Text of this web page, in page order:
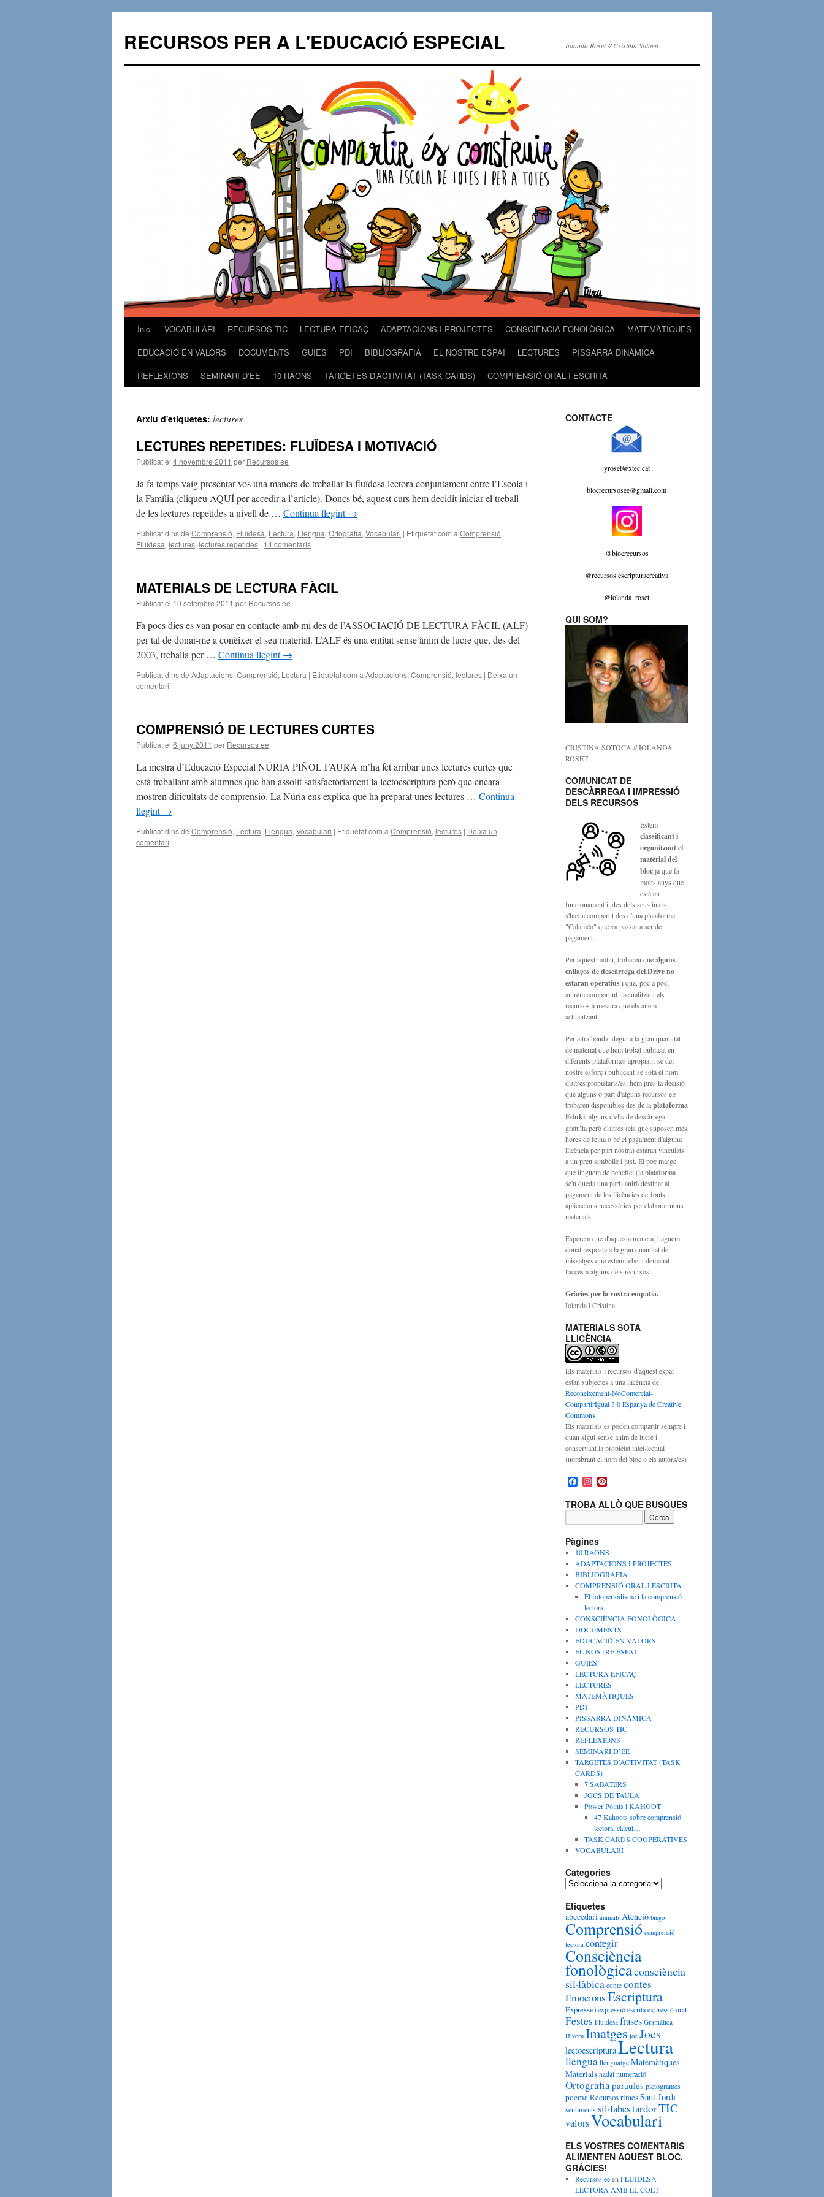
RECURSOS PER A L'EDUCACIÓ ESPECIAL Iolanda Roset // Cristina Sotoca
Vés
contingut
Inici VOCABULARI RECURSOS TIC LECTURA EFICAÇ ADAPTACIONS I PROJECTES CONSCIÈNCIA FONOLÒGICA
MATEMÀTIQUES
EDUCACIÓ EN VALORS
DOCUMENTS GUIES PDI BIBLIOGRAFIA EL NOSTRE ESPAI LECTURES
PISSARRA DINÀMICA
REFLEXIONS
SEMINARI D’EE 10 RAONS TARGETES D’ACTIVITAT (TASK CARDS) COMPRENSIÓ ORAL I ESCRITA
Arxiu d'etiquetes: lectures
LECTURES REPETIDES: FLUÏDESA I MOTIVACIÓ
Publicat el 4 novembre 2011 per Recursos ee
Ja fa temps vaig presentar-vos una manera de treballar la fluïdesa lectora conjuntament entre l’Escola i
la Família (cliqueu AQUÍ per accedir a l’article). Doncs bé, aquest curs hem decidit iniciar el treball
de les lectures repetides a nivell de … Continua llegint→
Publicat dins de Comprensió, Fluïdesa, Lectura, Llengua, Ortografia, Vocabulari | Etiquetat com a Comprensió,
Fluïdesa, lectures, lectures repetides | 14 comentaris
MATERIALS DE LECTURA FÀCIL
Publicat el 10 setembre 2011 per Recursos ee
Fa pocs dies es van posar en contacte amb mi des de l’ASSOCIACIÓ DE LECTURA FÀCIL (ALF)
per tal de donar-me a conèixer el seu material. L’ALF és una entitat sense ànim de lucre que, des del
2003, treballa per … Continua llegint→
Publicat dins de Adaptacions, Comprensió, Lectura | Etiquetat com a Adaptacions, Comprensió, lectures | Deixa un
comentari
COMPRENSIÓ DE LECTURES CURTES
Publicat el 6 juny 2011 per Recursos ee
La mestra d’Educació Especial NÚRIA PIÑOL FAURA m’ha fet arribar unes lectures curtes que
està treballant amb alumnes que han assolit satisfactòriament la lectoescriptura però que encara
mostren dificultats de comprensió. La Núria ens explica que ha preparat unes lectures … Continua
llegint→
Publicat dins de Comprensió, Lectura, Llengua, Vocabulari | Etiquetat com a Comprensió, lectures | Deixa un
comentari
CONTACTE
yroset@xtec.cat
blocrecursosee@gmail.com
@blocrecursos
@recursos.escripturacreativa
@iolanda_roset
QUI SOM?
CRISTINA SOTOCA // IOLANDA
ROSET
COMUNICAT DE
DESCÀRREGA I IMPRESSIÓ
DELS RECURSOS
Estem
classificant i
organitzant el
material del
blocja que fa
molts anys que
està en
funcionament i, des dels seus inicis,
s'havia compartit des d'una plataforma
"Calaméo" que va passar a ser de
pagament.
Per aquest motiu, trobareu que alguns
enllaços de descàrrega del Drive no
estaran operatiusi que, poc a poc,
anirem compartint i actualitzant els
recursos a mesura que els anem
actualitzant.
Per altra banda, degut a la gran quantitat
de material que hem trobat publicat en
diferents plataformes apropiant-se del
nostre esforç i publicant-se sota el nom
d'altres propietaris/es, hem pres la decisió
que alguns o part d'alguns recursos els
trobareu disponibles des de laplataforma
Eduki , alguns d'ells de descàrrega
gratuïta però d'altres (els que suposen més
hores de feina o bé el pagament d'alguna
llicència per part nostra) estaran vinculats
a un preu simbòlic i just. El poc marge
que tinguem de benefici (la plataforma
se'n queda una part) anirà destinat al
pagament de les llicències de fonts i
aplicacions necessàries per elaborar nous
materials.
Esperem que d'aquesta manera, haguem
donat resposta a la gran quantitat de
missatges que estem rebent demanat
l'accés a alguns dels recursos.
Gràcies per la vostra empatia.
Iolanda i Cristina
MATERIALS SOTA
LLICÈNCIA
Els materials i recursos d'aquest espai
estan subjectes a una llicència de
Reconeixement-NoComercial-
CompartirIgual 3.0 Espanya de Creative
Commons
Els materials es poden compartir sempre i
quan sigui sense ànim de lucre i
conservant la propietat intel·lectual
(nombrant el nom del bloc o els autors/es)
F
c
e
b
o
k
s
t
a
r
a
m
n
t
e
s
t
TROBA ALLÒ QUE BUSQUES
Pàgines
10 RAONS
ADAPTACIONS I PROJECTES
BIBLIOGRAFIA
COMPRENSIÓ ORAL I ESCRITA
El fotoperiodisme i la comprensió
lectora.
CONSCIÈNCIA FONOLÒGICA
DOCUMENTS
EDUCACIÓ EN VALORS
EL NOSTRE ESPAI
GUIES
LECTURA EFICAÇ
LECTURES
MATEMÀTIQUES
PDI
PISSARRA DINÀMICA
RECURSOS TIC
REFLEXIONS
SEMINARI D’EE
TARGETES D’ACTIVITAT (TASK
CARDS)
7 SABATERS
JOCS DE TAULA
Power Points i KAHOOT
47 Kahoots sobre comprensió
lectora, càlcul…
TASK CARDS COOPERATIVES
VOCABULARI
Categories
C
t
e
g
r
i
e
s
Etiquetes
abecedari animals Atenció bingo
Comprensió comprensió
lectora confegir
Consciència
fonològicaconsciència
sil·làbica conte contes
EmocionsEscriptura
Expressióexpressió escrita expressió oral
Festes Fluïdesa frases Gramàtica
Hivern Imatges joc Jocs
lectoescripturaLectura
llengua llenguatge Matemàtiques
Materials nadal numeració
Ortografiaparaulespictogrames
poemaRecursosrimesSant Jordi
sentimentssíl·labestardorTIC
valorsVocabulari
ELS VOSTRES COMENTARIS
ALIMENTEN AQUEST BLOC.
GRÀCIES!
Recursos eeenFLUÏDESA
LECTORA AMB EL COET